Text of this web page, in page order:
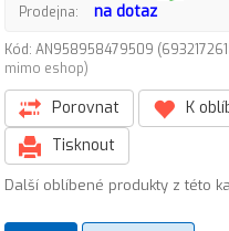
Prodejna: na dotaz
Kód: AN958958479509
mimo eshop)
Porovnat K
Tisknout
Další oblíbené produkty z této